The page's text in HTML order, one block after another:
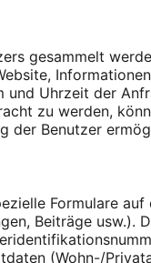
gesammelt
Uhrzeit der
zu werden,
der Benutzer
Formulare
Beiträge usw.).
(Wohn-/